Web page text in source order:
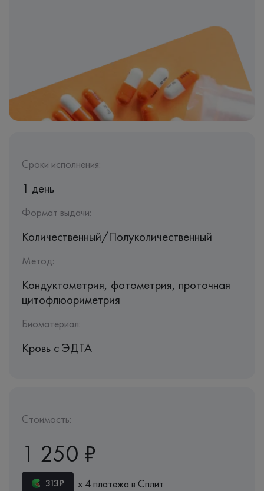
Сроки исполнения:
1 день
Формат выдачи:
Количественный/Полуколичественный
Метод:
Кондуктометрия, фотометрия, проточная
цитофлюориметрия
Биоматериал:
Кровь c ЭДТА
Стоимость:
1 250 ₽
313₽ х 4 платежа в Сплит